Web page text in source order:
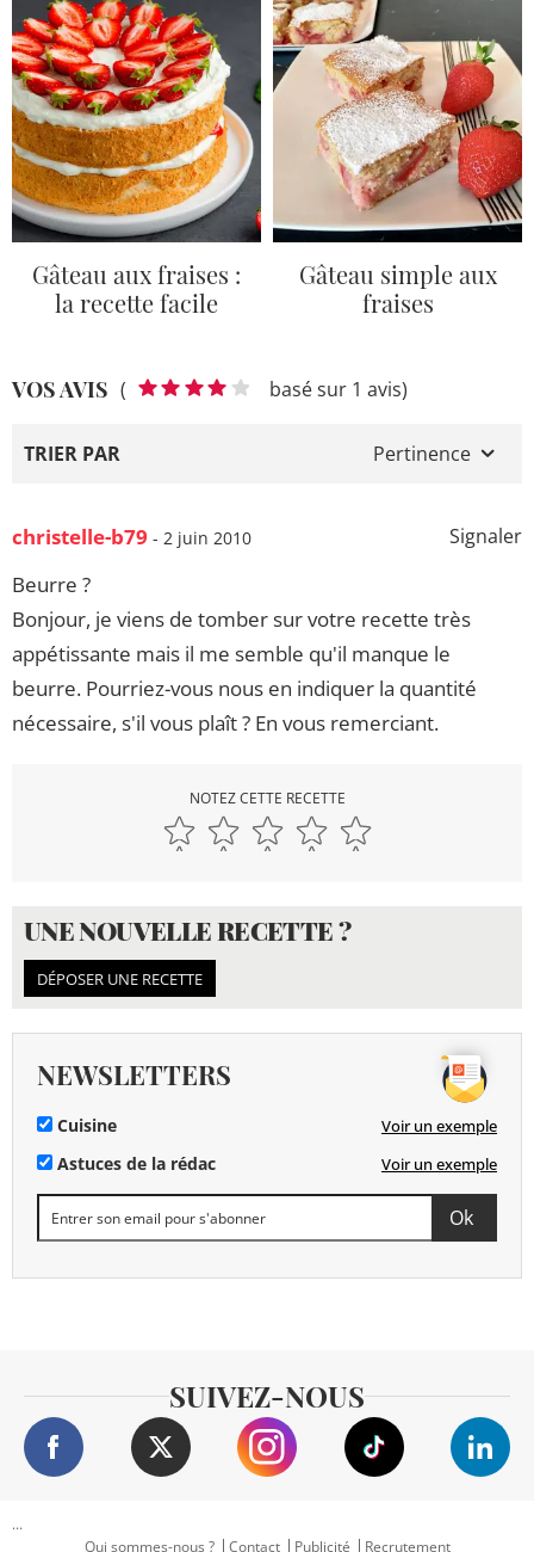
Gâteau aux fraises :
la recette facile
Gâteau simple aux
fraises
VOS AVIS ( basé sur 1 avis)
TRIER PAR Pertinence
Signaler
christelle-b79 - 2 juin 2010
Beurre ?
Bonjour, je viens de tomber sur votre recette très
appétissante mais il me semble qu'il manque le
beurre. Pourriez-vous nous en indiquer la quantité
nécessaire, s'il vous plaît ? En vous remerciant.
NOTEZ CETTE RECETTE
UNE NOUVELLE RECETTE ?
DÉPOSER UNE RECETTE
NEWSLETTERS
Cuisine Voir un exemple
Astuces de la rédac Voir un exemple
SUIVEZ-NOUS
...
Qui sommes-nous ?
Contact Publicité Recrutement